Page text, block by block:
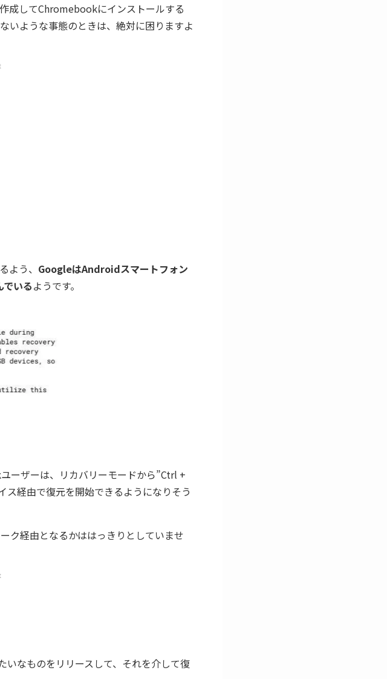
成してChromebookにインストールする
いような事態のときは、絶対に困りますよ
よう、 GoogleはAndroidスマートフォン
いるようです。
ーザーは、リカバリーモードから”Ctrl +
経由で復元を開始できるようになりそう
ク経由となるかははっきりとしていませ
なものをリリースして、それを介して復